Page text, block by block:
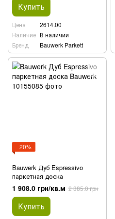
Купить
Цена
2614.00
Наличие В наличии
Бренд
Bauwerk Parkett
−20%
Bauwerk Дуб Espressivo
паркетная доска
1 908.0 грн/кв.м 2 385.0 грн
Купить